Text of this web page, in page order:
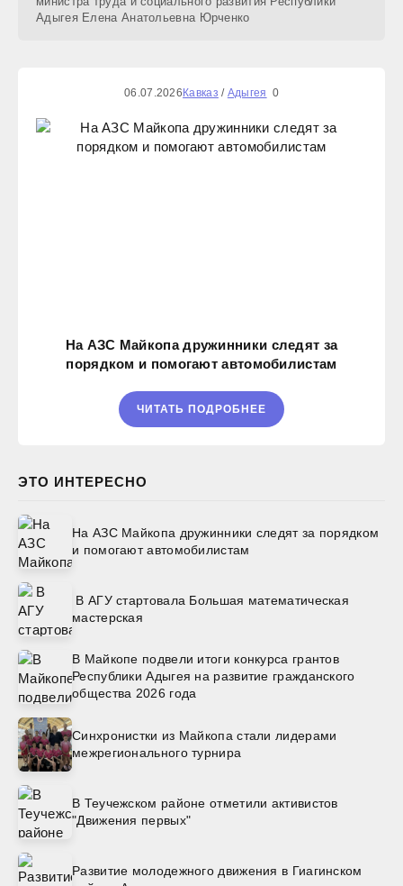
Адыгея Елена Анатольевна Юрченко
06.07.2026 Кавказ / Адыгея 0
На АЗС Майкопа дружинники следят за
порядком и помогают автомобилистам
ЧИТАТЬ ПОДРОБНЕЕ
ЭТО ИНТЕРЕСНО
На АЗС Майкопа дружинники следят за порядком
и помогают автомобилистам
В АГУ стартовала Большая математическая
мастерская
В Майкопе подвели итоги конкурса грантов
Республики Адыгея на развитие гражданского
общества 2026 года
Синхронистки из Майкопа стали лидерами
межрегионального турнира
В Теучежском районе отметили активистов
"Движения первых"
Развитие молодежного движения в Гиагинском